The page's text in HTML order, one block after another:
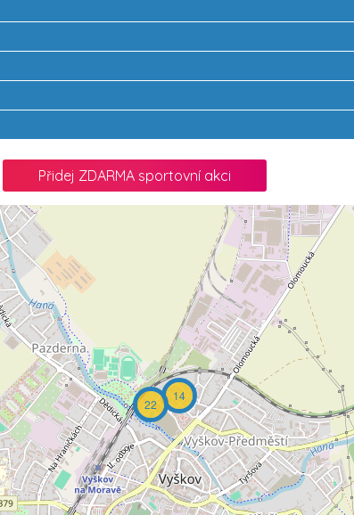
Přidej ZDARMA sportovní akci
14
22